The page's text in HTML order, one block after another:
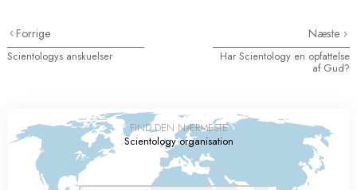
Forrige
Scientologys anskuelser
Næste
Har Scientology en opfattelse
af Gud?
FIND DEN NÆRMESTE
Scientology organisation